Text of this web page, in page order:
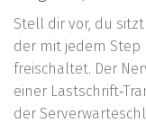
Stell dir vor, du sitzt
der mit jedem Step
freischaltet. Der
einer
der